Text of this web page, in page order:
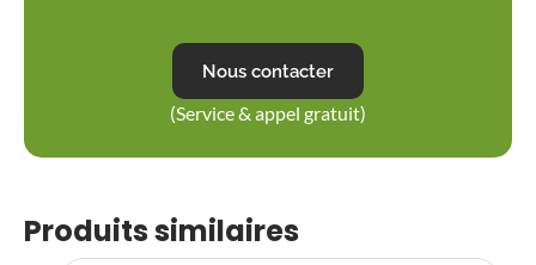
Nous contacter
(Service & appel gratuit)
Produits similaires